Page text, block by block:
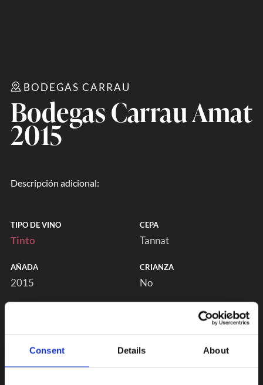
Consent Details About
BODEGAS CARRAU
Bodegas Carrau Amat
2015
Descripción adicional:
TIPO DE VINO
Tinto
CEPA
Tannat
AÑADA
2015
CRIANZA
No